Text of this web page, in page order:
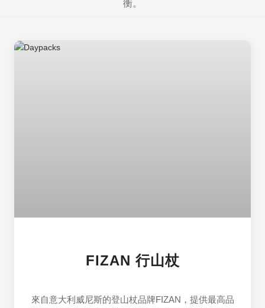
衡。
FIZAN 行山杖
來自意大利威尼斯的登山杖品牌FIZAN，提供最高品